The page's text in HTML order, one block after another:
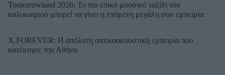
Tomorrowland 2026: Το πιο επικό μουσικό ταξίδι του
καλοκαιριού μπορεί να γίνει η επόμενη μεγάλη σου εμπειρία
X.FOREVER: Η απόλυτη οπτικοακουστική εμπειρία που
κατέκτησε την Αθήνα